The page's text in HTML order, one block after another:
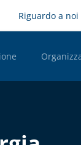
Riguardo a noi